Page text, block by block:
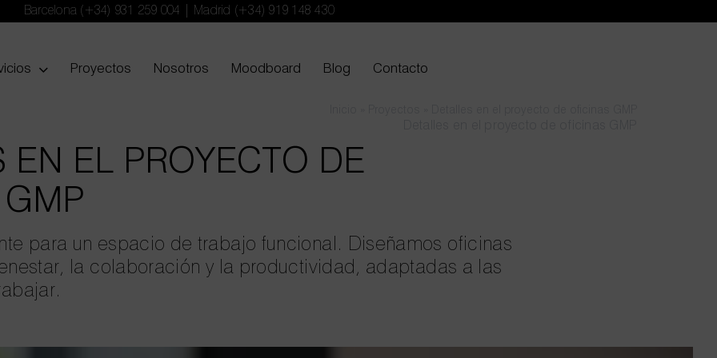
Barcelona (+34) 931 259 004 | Madrid (+34) 919 148 430
Proyectos Nosotros Moodboard Blog Contacto
EN EL PROYECTO DE
para un espacio de trabajo funcional. Diseñamos oficinas
la colaboración y la productividad, adaptadas a las